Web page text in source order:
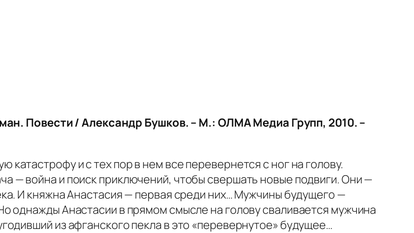
Повести / Александр Бушков. – М.: ОЛМА Медиа Групп, 2010. –
и с тех пор в нем все перевернется с ног на голову.
— война и поиск приключений, чтобы свершать новые подвиги. Они —
И княжна Анастасия — первая среди них… Мужчины будущего —
однажды Анастасии в прямом смысле на голову сваливается мужчина
из афганского пекла в это «перевернутое» будущее…